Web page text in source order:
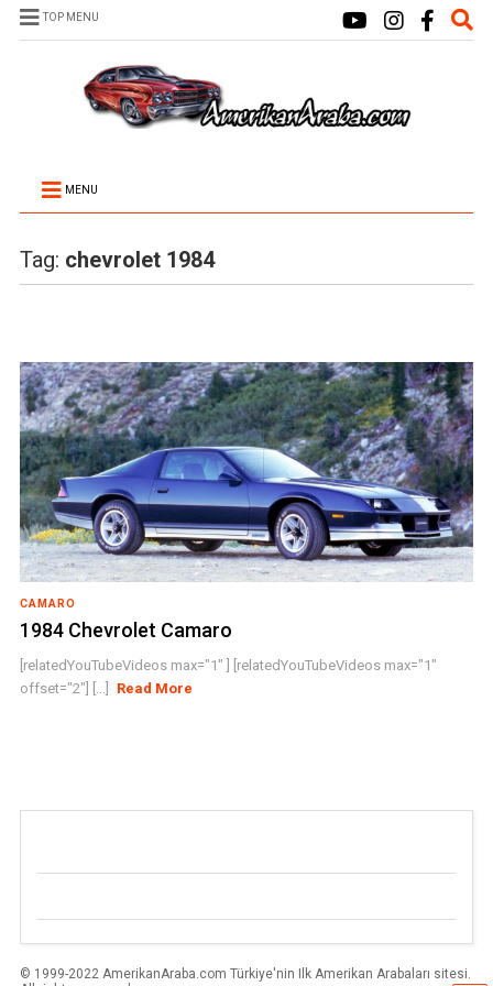
TOP MENU
MENU
Tag: chevrolet 1984
CAMARO
1984 Chevrolet Camaro
[relatedYouTubeVideos max="1" ] [relatedYouTubeVideos max="1"
offset="2"] [...]
Read More
© 1999-2022 AmerikanAraba.com Türkiye'nin Ilk Amerikan Arabaları sitesi.